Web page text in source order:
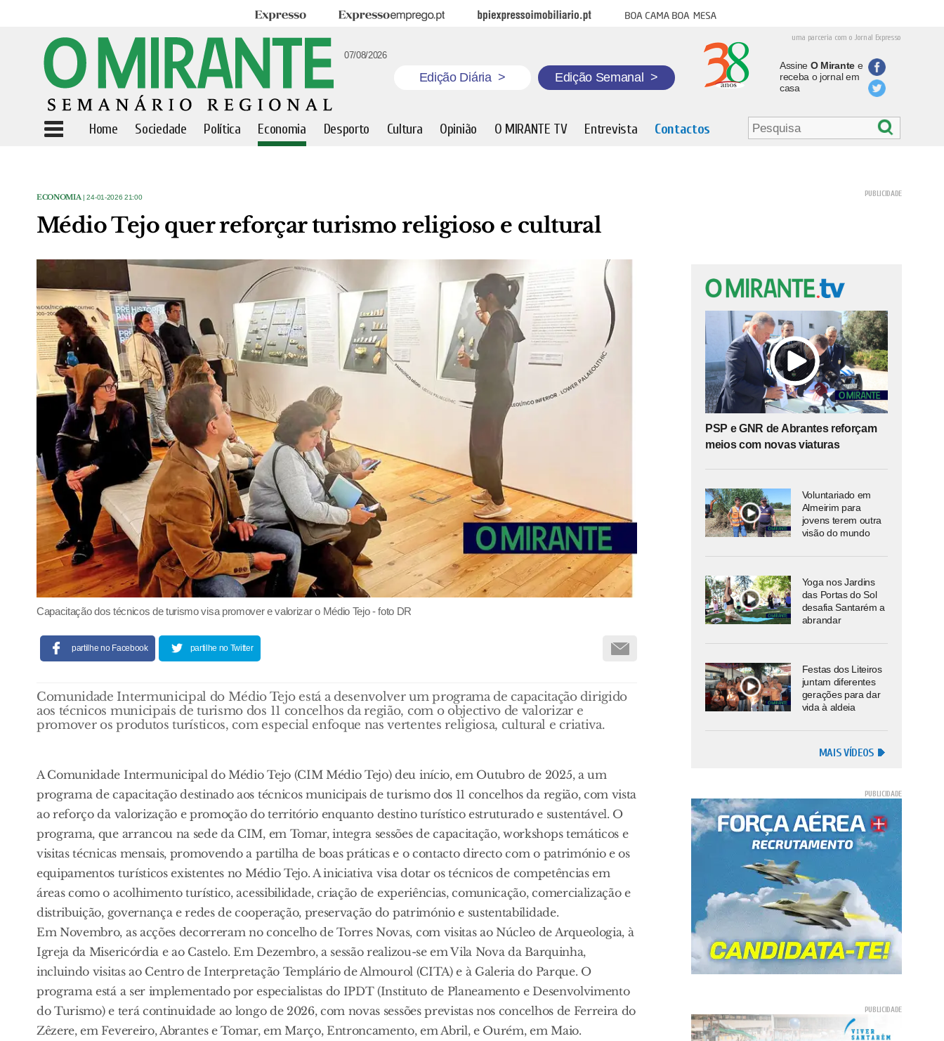
Expresso Expresso Emprego BPI Expresso Imobiliário Boa cama boa mesa
uma parceria com o Jornal Expresso
07/08/2026
Edição Diária > Edição Semanal >
Assine O Mirantee
receba o jornal em
casa
Home Sociedade Política Economia Desporto Cultura Opinião O MIRANTE TV Entrevista Contactos
ECONOMIA | 24-01-2026 21:00
Médio Tejo quer reforçar turismo religioso e cultural
Capacitação dos técnicos de turismo visa promover e valorizar o Médio Tejo - foto DR
partilhe no Facebook partilhe no Twitter
Comunidade Intermunicipal do Médio Tejo está a desenvolver um programa de capacitação dirigido
aos técnicos municipais de turismo dos 11 concelhos da região, com o objectivo de valorizar e
promover os produtos turísticos, com especial enfoque nas vertentes religiosa, cultural e criativa.
A Comunidade Intermunicipal do Médio Tejo (CIM Médio Tejo) deu início, em Outubro de 2025, a um
programa de capacitação destinado aos técnicos municipais de turismo dos 11 concelhos da região, com vista
ao reforço da valorização e promoção do território enquanto destino turístico estruturado e sustentável. O
programa, que arrancou na sede da CIM, em Tomar, integra sessões de capacitação, workshops temáticos e
visitas técnicas mensais, promovendo a partilha de boas práticas e o contacto directo com o património e os
equipamentos turísticos existentes no Médio Tejo. A iniciativa visa dotar os técnicos de competências em
áreas como o acolhimento turístico, acessibilidade, criação de experiências, comunicação, comercialização e
distribuição, governança e redes de cooperação, preservação do património e sustentabilidade.
Em Novembro, as acções decorreram no concelho de Torres Novas, com visitas ao Núcleo de Arqueologia, à
Igreja da Misericórdia e ao Castelo. Em Dezembro, a sessão realizou-se em Vila Nova da Barquinha,
incluindo visitas ao Centro de Interpretação Templário de Almourol (CITA) e à Galeria do Parque. O
programa está a ser implementado por especialistas do IPDT (Instituto de Planeamento e Desenvolvimento
do Turismo) e terá continuidade ao longo de 2026, com novas sessões previstas nos concelhos de Ferreira do
Zêzere, em Fevereiro, Abrantes e Tomar, em Março, Entroncamento, em Abril, e Ourém, em Maio.
PSP e GNR de Abrantes reforçam
meios com novas viaturas
Voluntariado em
Almeirim para
jovens terem outra
visão do mundo
Yoga nos Jardins
das Portas do Sol
desafia Santarém a
abrandar
Festas dos Liteiros
juntam diferentes
gerações para dar
vida à aldeia
MAIS VÍDEOS